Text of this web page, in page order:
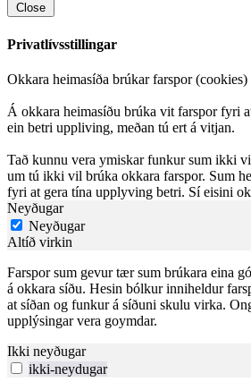
Close
Privatlívsstillingar
Okkara heimasíða brúkar farspor (cookies)
Á okkara heimasíðu brúka vit farspor fyri
ein betri uppliving, meðan tú ert á vitjan.
Tað kunnu vera ymiskar funkur sum ikki
um tú ikki vil brúka okkara farspor. Sum
fyri at gera tína upplyving betri. Sí eisini
Neyðugar
Neyðugar
Altíð virkin
Farspor sum gevur tær sum brúkara eina
á okkara síðu. Hesin bólkur inniheldur
at síðan og funkur á síðuni skulu virka.
upplýsingar vera goymdar.
Ikki neyðugar
ikki-neydugar